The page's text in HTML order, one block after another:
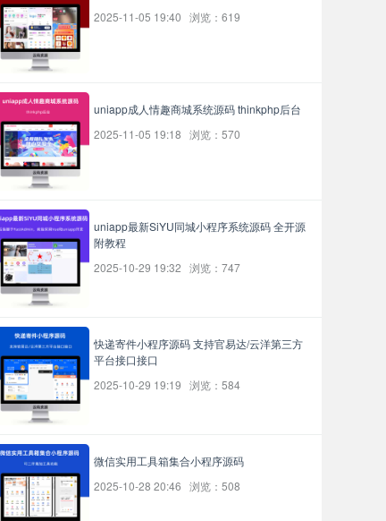
2025-11-05 19:40 浏览：619
uniapp成人情趣商城系统源码 thinkphp后台
2025-11-05 19:18 浏览：570
uniapp最新SiYU同城小程序系统源码 全开源
附教程
2025-10-29 19:32 浏览：747
快递寄件小程序源码 支持官易达/云洋第三方
平台接口接口
2025-10-29 19:19 浏览：584
微信实用工具箱集合小程序源码
2025-10-28 20:46 浏览：508